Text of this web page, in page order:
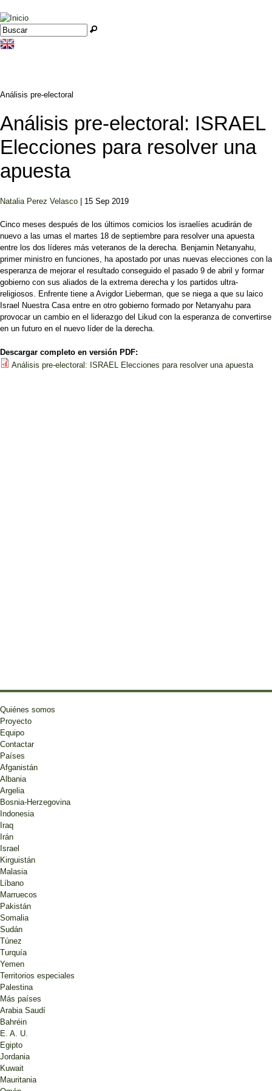
Jump to navigation
Formulario de búsqueda
Buscar
Análisis pre-electoral
Análisis pre-electoral: ISRAEL
Elecciones para resolver una
apuesta
Natalia Perez Velasco | 15 Sep 2019
Cinco meses después de los últimos comicios los israelíes acudirán de
nuevo a las urnas el martes 18 de septiembre para resolver una apuesta
entre los dos líderes más veteranos de la derecha. Benjamin Netanyahu,
primer ministro en funciones, ha apostado por unas nuevas elecciones con la
esperanza de mejorar el resultado conseguido el pasado 9 de abril y formar
gobierno con sus aliados de la extrema derecha y los partidos ultra-
religiosos. Enfrente tiene a Avigdor Lieberman, que se niega a que su laico
Israel Nuestra Casa entre en otro gobierno formado por Netanyahu para
provocar un cambio en el liderazgo del Likud con la esperanza de convertirse
en un futuro en el nuevo líder de la derecha.
Descargar completo en versión PDF:
Análisis pre-electoral: ISRAEL Elecciones para resolver una apuesta
Quiénes somos
Proyecto
Equipo
Contactar
Países
Afganistán
Albania
Argelia
Bosnia-Herzegovina
Indonesia
Iraq
Irán
Israel
Kirguistán
Malasia
Líbano
Marruecos
Pakistán
Somalia
Sudán
Túnez
Turquía
Yemen
Territorios especiales
Palestina
Más países
Arabia Saudí
Bahréin
E. A. U.
Egipto
Jordania
Kuwait
Mauritania